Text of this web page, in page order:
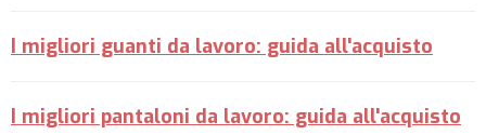
I migliori guanti da lavoro: guida all'acquisto
I migliori pantaloni da lavoro: guida all'acquisto